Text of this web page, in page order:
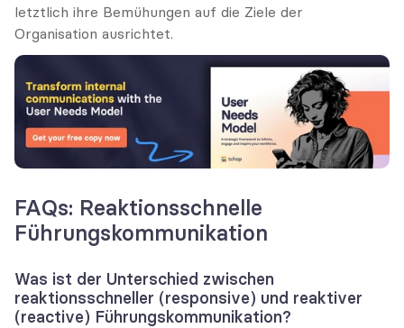
letztlich ihre Bemühungen auf die Ziele der
Organisation ausrichtet.
FAQs: Reaktionsschnelle
Führungskommunikation
Was ist der Unterschied zwischen
reaktionsschneller (responsive) und reaktiver
(reactive) Führungskommunikation?